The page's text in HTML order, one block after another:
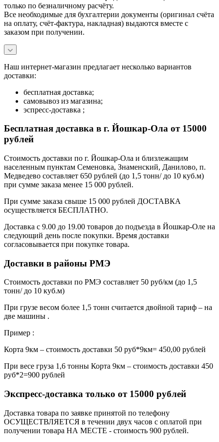
только по безналичному расчёту.
Все необходимые для бухгалтерии документы (оригинал счёта
на оплату, счёт-фактура, накладная) выдаются вместе с
заказом при получении.
Наш интернет-магазин предлагает несколько вариантов
доставки:
бесплатная доставка;
самовывоз из магазина;
эспресс-доставка ;
Бесплатная доставка в г. Йошкар-Ола от 15000
рублей
Стоимость доставки по г. Йошкар-Ола и близлежащим
населенным пунктам Семеновка, Знаменский, Данилово, п.
Медведево составляет 650 рублей (до 1,5 тонн/ до 10 куб.м)
при сумме заказа менее 15 000 рублей.
При сумме заказа свыше 15 000 рублей ДОСТАВКА
осуществляется БЕСПЛАТНО.
Доставка с 9.00 до 19.00 товаров до подъезда в Йошкар-Оле на
следующий день после покупки. Время доставки
согласовывается при покупке товара.
Доставки в районы РМЭ
Стоимость доставки по РМЭ составляет 50 руб/км (до 1,5
тонн/ до 10 куб.м)
При грузе весом более 1,5 тонн считается двойной тариф – на
две машины .
Пример :
Корта 9км – стоимость доставки 50 руб*9км= 450,00 рублей
При весе груза 1,6 тонны Корта 9км – стоимость доставки 450
руб*2=900 рублей
Экспресс-доставка только от 15000 рублей
Доставка товара по заявке принятой по телефону
ОСУЩЕСТВЛЯЕТСЯ в течении двух часов с оплатой при
получении товара НА МЕСТЕ - стоимость 900 рублей.